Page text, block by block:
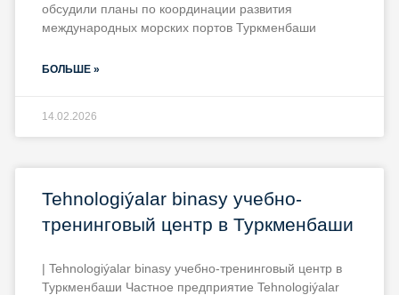
обсудили планы по координации развития
международных морских портов Туркменбаши
БОЛЬШЕ »
14.02.2026
Tehnologiýalar binasy учебно-
тренинговый центр в Туркменбаши
| Tehnologiýalar binasy учебно-тренинговый центр в
Туркменбаши Частное предприятие Tehnologiýalar